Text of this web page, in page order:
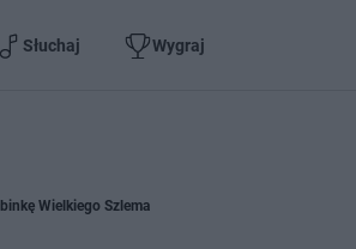
Słuchaj Wygraj
Wielkiego Szlema